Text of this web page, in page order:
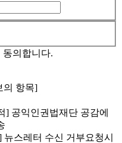
동의합니다.
의 항목]
] 공익인권법재단 공감에
스레터 수신 거부요청시